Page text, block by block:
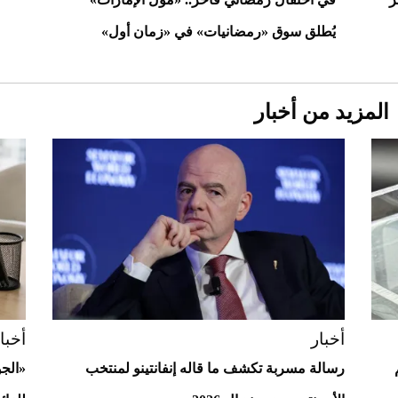
Aston Martin Valiant: على هوى الأبطال
يُطلق سوق «رمضانيات» في «زمان أول»
المزيد من أخبار
أخبار
رسالة مسربة تكشف ما قاله إنفانتينو لمنتخب